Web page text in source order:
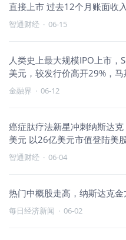
直接上市 过去12个月账面收
智通财经 · 06-15
人类史上最大规模IPO上市，
美元，较发行价高开29%，
式上
金融界 · 06-12
癌症肽疗法新星冲刺纳斯达
美元 以26亿美元市值登陆美
智通财经 · 06-04
热门中概股走高，纳斯达克
每日经济新闻 · 06-02